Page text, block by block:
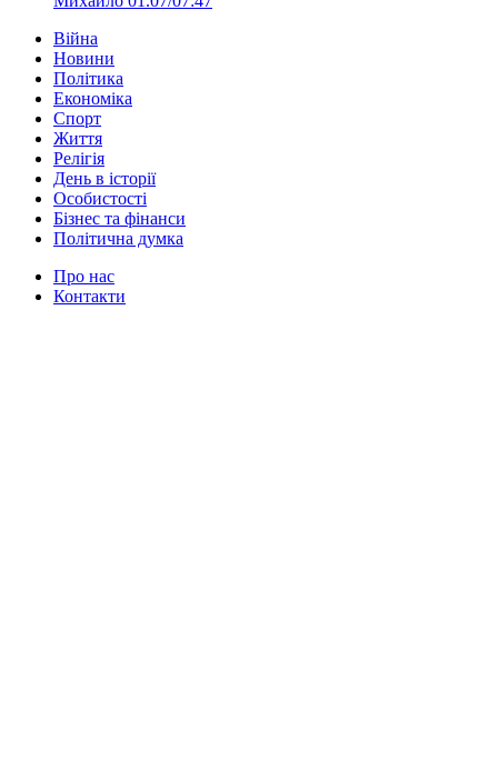
Війна
Новини
Політика
Економіка
Спорт
Життя
Релігія
День в історії
Особистості
Бізнес та фінанси
Політична думка
Про нас
Контакти